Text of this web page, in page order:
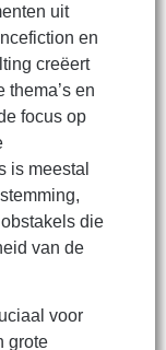
uit
en
creëert
thema’s en
focus op
is meestal
die
van de
voor
grote